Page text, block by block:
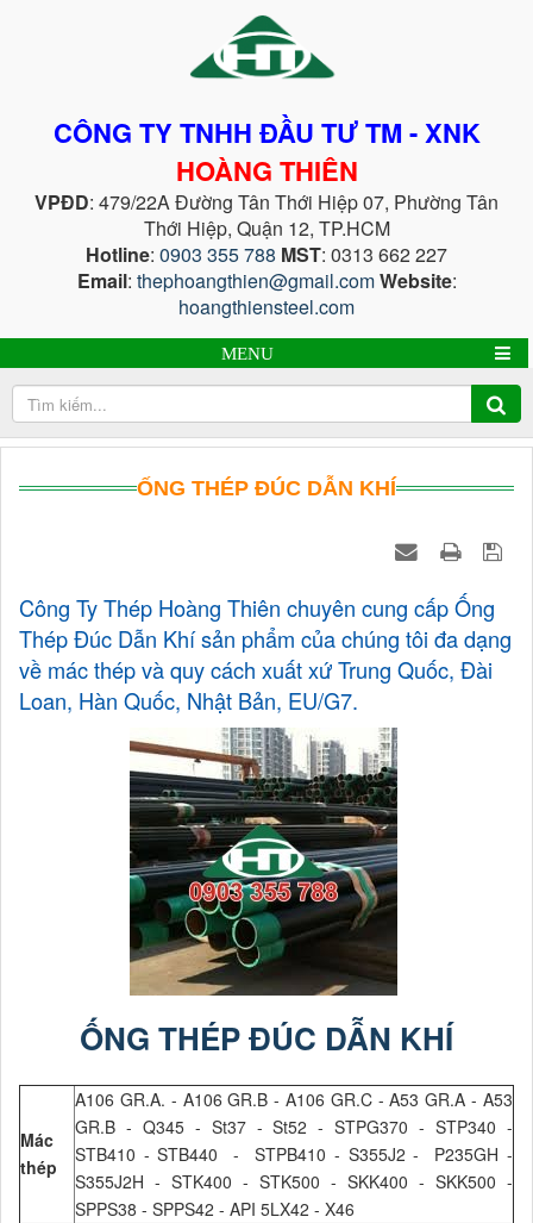
CÔNG TY TNHH ĐẦU TƯ TM - XNK
HOÀNG THIÊN
VPĐD: 479/22A Đường Tân Thới Hiệp 07, Phường Tân
Thới Hiệp, Quận 12, TP.HCM
Hotline: 0903 355 788 MST: 0313 662 227
Email: thephoangthien@gmail.comWebsite:
hoangthiensteel.com
MENU
ỐNG THÉP ĐÚC DẪN KHÍ
Công Ty Thép Hoàng Thiên chuyên cung cấp Ống
Thép Đúc Dẫn Khí sản phẩm của chúng tôi đa dạng
về mác thép và quy cách xuất xứ Trung Quốc, Đài
Loan, Hàn Quốc, Nhật Bản, EU/G7.
ỐNG THÉP ĐÚC DẪN KHÍ
Mác
thép
A106 GR.A. - A106 GR.B - A106 GR.C - A53 GR.A - A53
GR.B - Q345 - St37 - St52 - STPG370 - STP340 -
STB410 - STB440 - STPB410 - S355J2 - P235GH -
S355J2H - STK400 - STK500 - SKK400 - SKK500 -
SPPS38 - SPPS42 - API 5LX42 - X46